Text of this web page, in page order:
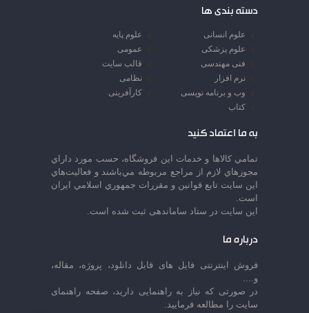
دسته بندی ها
علوم انسانی
علوم پایه
علوم پزشکی
عمومی
فنی مهندسی
قالب سایت
نرم افزار
نظامی
وب و برنامه نویسی
کارآفرینی
کتاب
به ما اعتماد کنید
تمامي كالاها و خدمات اين فروشگاه، حسب مورد داراي
مجوزهاي لازم از مراجع مربوطه مي‌باشند و فعاليت‌هاي
اين سايت تابع قوانين و مقررات جمهوري اسلامي ايران
است.
این سایت در ستاد ساماندهی ثبت شده است.
درباره ما
فروش اینترنتی فایل های قابل دانلود، پروژه، مقاله،
و....
در صورتی که نیاز به راهنمایی دارید، صفحه راهنمای
سایت را مطالعه فرمایید.